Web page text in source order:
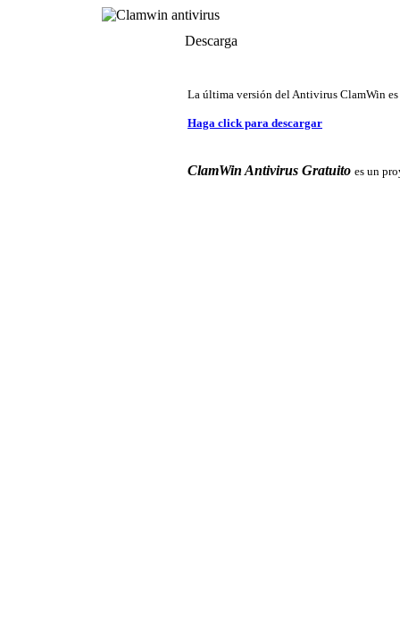
Descarga
La última versión del Antivirus ClamWin
Haga click para descargar
ClamWin Antivirus Gratuito es un